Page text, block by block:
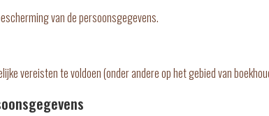
van de persoonsgegevens.
vereisten te voldoen (onder andere op het gebied van